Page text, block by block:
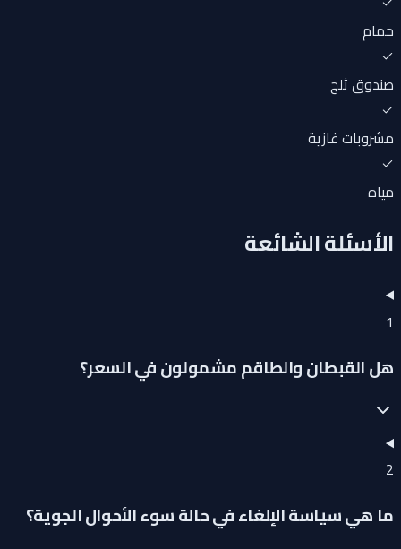
حمام
صندوق ثلج
مشروبات غازية
مياه
الأسئلة الشائعة
هل القبطان والطاقم مشمولون في السعر؟
ما هي سياسة الإلغاء في حالة سوء الأحوال الجوية؟